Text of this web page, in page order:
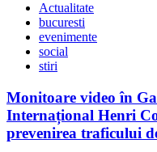
Actualitate
bucuresti
evenimente
social
stiri
Monitoare video în
Internațional Henri
prevenirea traficului